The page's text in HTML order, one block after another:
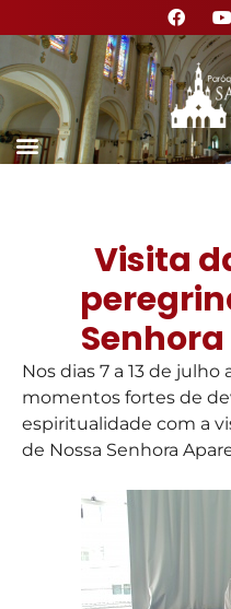
Visita
Nos dias 7 a 13 de
momentos fortes de
espiritualidade com a
de Nossa Senhora